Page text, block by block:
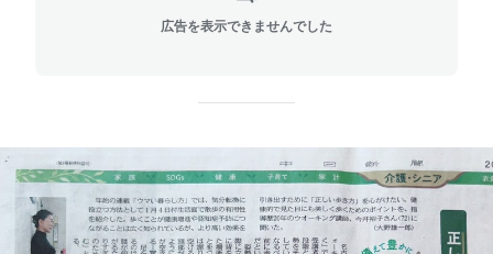
広告を表示できませんでした